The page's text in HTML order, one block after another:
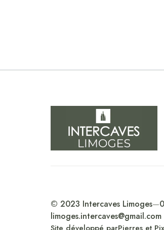
© 2023 Intercaves Limoges—
limoges.intercaves@gmail.com